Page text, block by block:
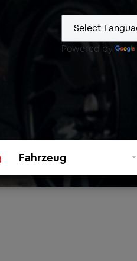
Powered by
auswählen